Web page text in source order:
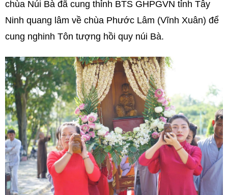
chùa Núi Bà đã cung thỉnh BTS GHPGVN tỉnh Tây
Ninh quang lâm về chùa Phước Lâm (Vĩnh Xuân) để
cung nghinh Tôn tượng hồi quy núi Bà.